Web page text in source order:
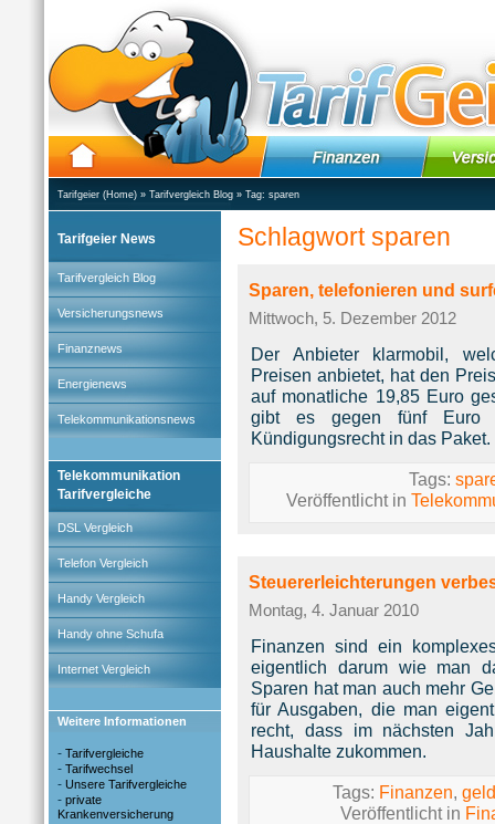
Tarifgeier (Home) » Tarifvergleich Blog » Tag: sparen
Tarifgeier News
Tarifvergleich Blog
Versicherungsnews
Finanznews
Energienews
Telekommunikationsnews
Telekommunikation
Tarifvergleiche
DSL Vergleich
Telefon Vergleich
Handy Vergleich
Handy ohne Schufa
Internet Vergleich
Weitere Informationen
- Tarifvergleiche
- Tarifwechsel
- Unsere Tarifvergleiche
- private
Krankenversicherung
Schlagwort sparen
Sparen, telefonieren und
Mittwoch, 5. Dezember 2012
Der Anbieter klarmobil,
Preisen anbietet, hat den
auf monatliche 19,85 Euro
gibt es gegen fünf Euro
Kündigungsrecht in das Paket.
Tags:
Veröffentlicht in
Steuererleichterungen
Montag, 4. Januar 2010
Finanzen sind ein
eigentlich darum wie man
Sparen hat man auch mehr
für Ausgaben, die man
recht, dass im nächsten
Haushalte zukommen.
Tags: Finanzen, geld
Veröffentlicht in